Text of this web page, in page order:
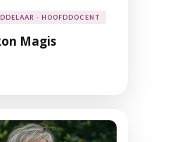
- HOOFDDOCENT
Magis